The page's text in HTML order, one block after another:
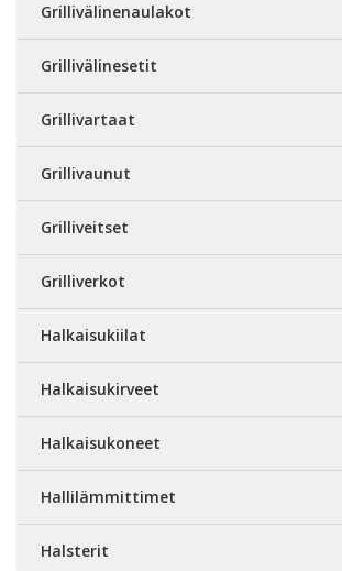
Grillivälinenaulakot
Grillivälinesetit
Grillivartaat
Grillivaunut
Grilliveitset
Grilliverkot
Halkaisukiilat
Halkaisukirveet
Halkaisukoneet
Hallilämmittimet
Halsterit